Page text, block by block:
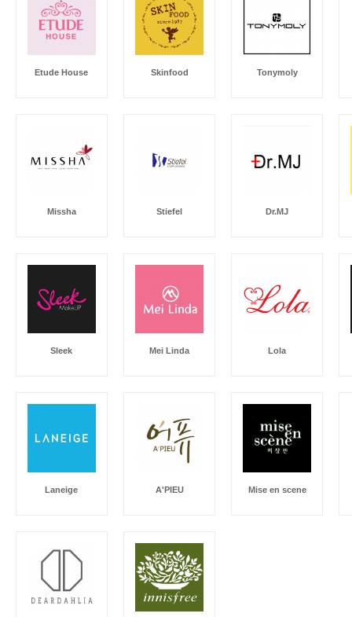
Etude House Skinfood Tonymoly
Missha Stiefel Dr.MJ
Sleek Mei Linda Lola
Laneige A'PIEU Mise en scene